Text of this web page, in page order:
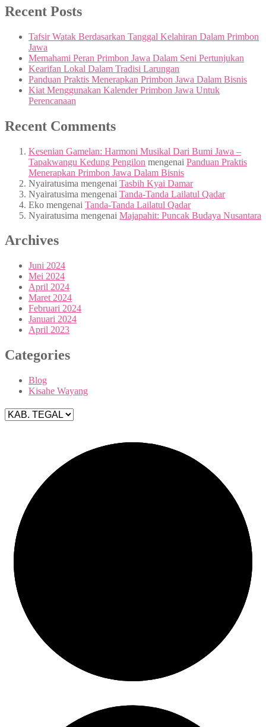
Recent Posts
Tafsir Watak Berdasarkan Tanggal Kelahiran Dalam Primbon
Jawa
Memahami Peran Primbon Jawa Dalam Seni Pertunjukan
Kearifan Lokal Dalam Tradisi Larungan
Panduan Praktis Menerapkan Primbon Jawa Dalam Bisnis
Kiat Menggunakan Kalender Primbon Jawa Untuk
Perencanaan
Recent Comments
Kesenian Gamelan: Harmoni Musikal Dari Bumi Jawa –
Tapakwangu Kedung Pengilon mengenai Panduan Praktis
Menerapkan Primbon Jawa Dalam Bisnis
Nyairatusima mengenai Tasbih Kyai Damar
Nyairatusima mengenai Tanda-Tanda Lailatul Qadar
Eko mengenai Tanda-Tanda Lailatul Qadar
Nyairatusima mengenai Majapahit: Puncak Budaya Nusantara
Archives
Juni 2024
Mei 2024
April 2024
Maret 2024
Februari 2024
Januari 2024
April 2023
Categories
Blog
Kisahe Wayang